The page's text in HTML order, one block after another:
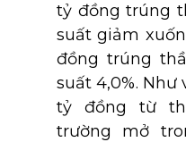
tỷ đồng trúng
suất giảm
đồng trúng
suất 4,0%. Như
tỷ đồng từ
trường mở